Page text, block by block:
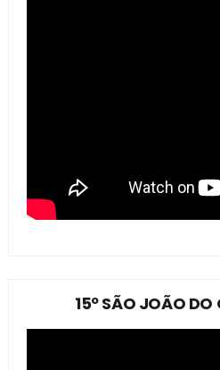
15º SÃO JOÃO DO